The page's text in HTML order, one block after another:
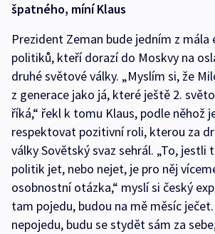
špatného, míní Klaus
Prezident Zeman bude jedním z mála
politiků, kteří dorazí do Moskvy na
druhé světové války. „Myslím si, že
z generace jako já, které ještě 2.
říká,“ řekl k tomu Klaus, podle něhož
respektovat pozitivní roli, kterou za
války Sovětský svaz sehrál. „To,
politik jet, nebo nejet, je pro něj
osobnostní otázka,“ myslí si český
tam pojedu, budou na mě měsíc
nepojedu, budu se stydět sám za